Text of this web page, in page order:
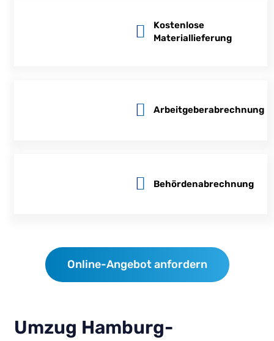
Kostenlose
Materiallieferung
Arbeitgeberabrechnung
Behördenabrechnung
Online-Angebot anfordern
Umzug Hamburg-